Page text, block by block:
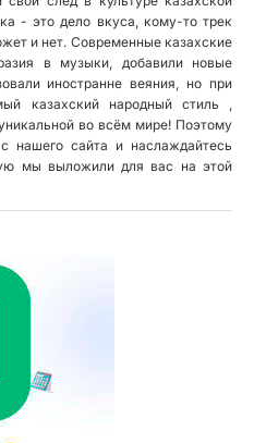
- это дело вкуса, кому-то трек
и нет. Современные казахские
в музыки, добавили новые
иностранне веяния, но при
казахский народный стиль ,
во всём мире! Поэтому
нашего сайта и наслаждайтесь
мы выложили для вас на этой